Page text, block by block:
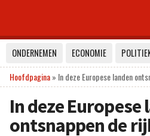
ONDERNEMEN ECONOMIE
Hoofdpagina» In deze Europese landen
In deze Europese
ontsnappen de